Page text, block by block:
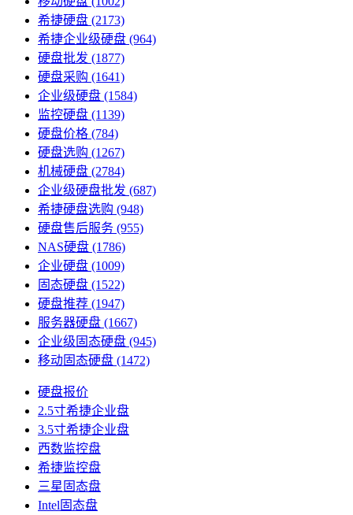
希捷硬盘 (2173)
希捷企业级硬盘 (964)
硬盘批发 (1877)
硬盘采购 (1641)
企业级硬盘 (1584)
监控硬盘 (1139)
硬盘价格 (784)
硬盘选购 (1267)
机械硬盘 (2784)
企业级硬盘批发 (687)
希捷硬盘选购 (948)
硬盘售后服务 (955)
NAS硬盘 (1786)
企业硬盘 (1009)
固态硬盘 (1522)
硬盘推荐 (1947)
服务器硬盘 (1667)
企业级固态硬盘 (945)
移动固态硬盘 (1472)
硬盘报价
2.5寸希捷企业盘
3.5寸希捷企业盘
西数监控盘
希捷监控盘
三星固态盘
Intel固态盘